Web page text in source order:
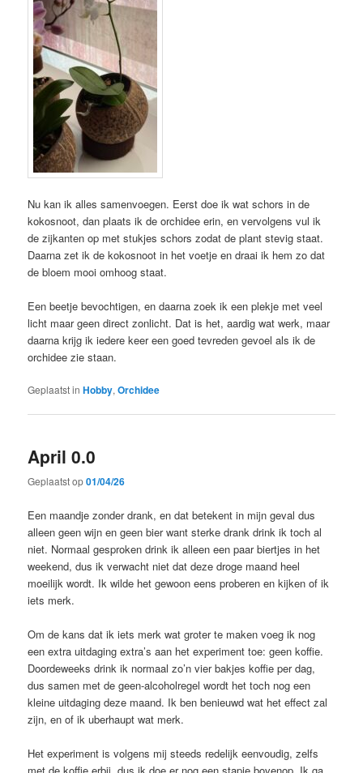
Nu kan ik alles samenvoegen. Eerst doe ik wat schors in de
kokosnoot, dan plaats ik de orchidee erin, en vervolgens vul ik
de zijkanten op met stukjes schors zodat de plant stevig staat.
Daarna zet ik de kokosnoot in het voetje en draai ik hem zo dat
de bloem mooi omhoog staat.
Een beetje bevochtigen, en daarna zoek ik een plekje met veel
licht maar geen direct zonlicht. Dat is het, aardig wat werk, maar
daarna krijg ik iedere keer een goed tevreden gevoel als ik de
orchidee zie staan.
Geplaatst in Hobby,Orchidee
April 0.0
Geplaatst op01/04/26
Een maandje zonder drank, en dat betekent in mijn geval dus
alleen geen wijn en geen bier want sterke drank drink ik toch al
niet. Normaal gesproken drink ik alleen een paar biertjes in het
weekend, dus ik verwacht niet dat deze droge maand heel
moeilijk wordt. Ik wilde het gewoon eens proberen en kijken of ik
iets merk.
Om de kans dat ik iets merk wat groter te maken voeg ik nog
een extra uitdaging extra’s aan het experiment toe: geen koffie.
Doordeweeks drink ik normaal zo’n vier bakjes koffie per dag,
dus samen met de geen-alcoholregel wordt het toch nog een
kleine uitdaging deze maand. Ik ben benieuwd wat het effect zal
zijn, en of ik uberhaupt wat merk.
Het experiment is volgens mij steeds redelijk eenvoudig, zelfs